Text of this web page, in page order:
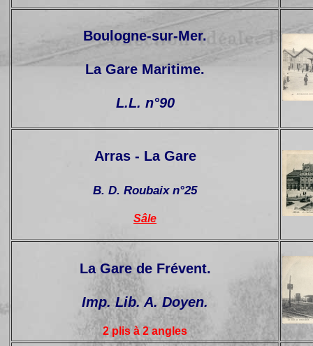
Boulogne-sur-Mer.
La Gare Maritime.
L.L. n°90
Arras - La Gare
B. D. Roubaix n°25
Sâle
La Gare de Frévent.
Imp. Lib. A. Doyen.
2 plis à 2 angles